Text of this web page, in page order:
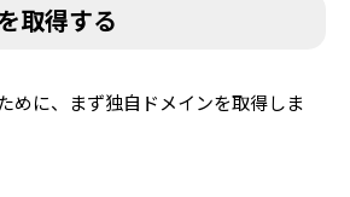
取得する
めに、まず独自ドメインを取得しま